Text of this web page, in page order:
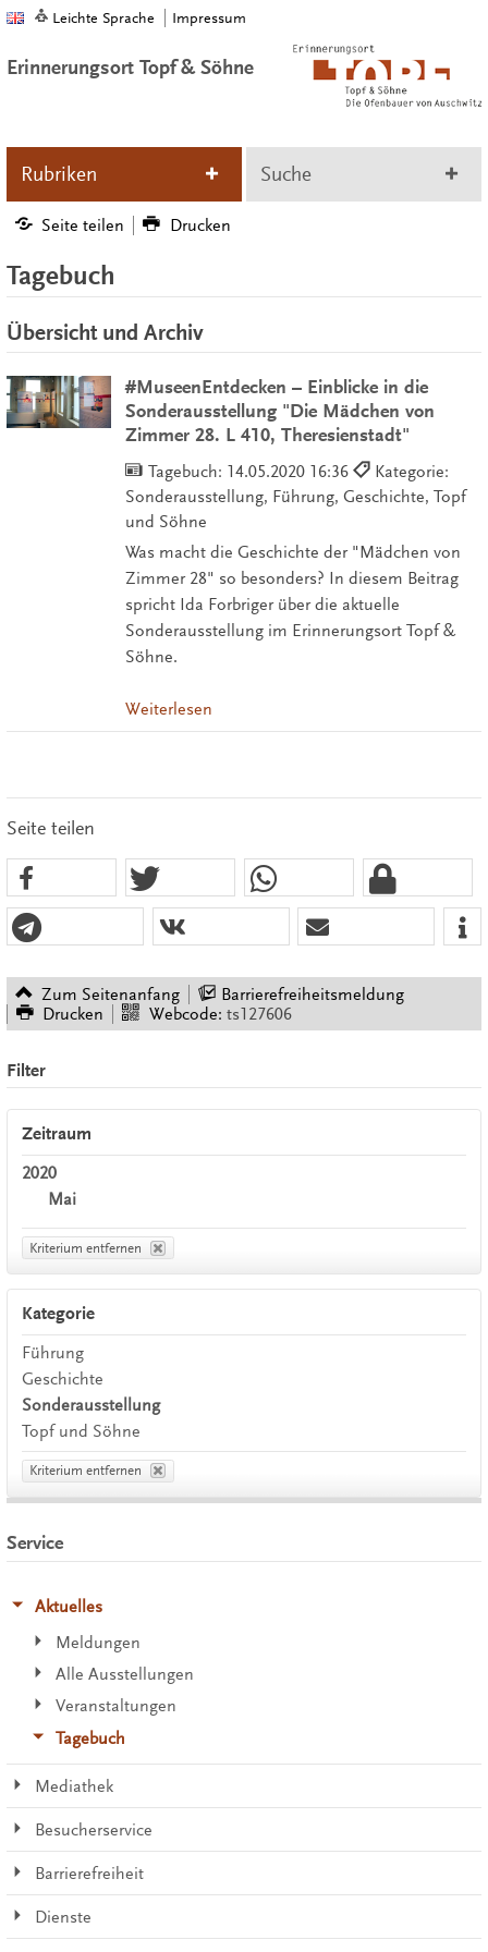
Leichte Sprache Impressum
Erinnerungsort Topf & Söhne
Rubriken Suche
Seite teilen Drucken
Tagebuch
Übersicht und Archiv
#MuseenEntdecken – Einblicke in die
Sonderausstellung "Die Mädchen von
Zimmer 28. L 410, Theresienstadt"
Tagebuch: 14.05.2020 16:36
Kategorie:
Sonderausstellung, Führung, Geschichte, Topf
und Söhne
Was macht die Geschichte der "Mädchen von
Zimmer 28" so besonders? In diesem Beitrag
spricht Ida Forbriger über die aktuelle
Sonderausstellung im Erinnerungsort Topf &
Söhne.
Weiterlesen
Seite teilen
Zum Seitenanfang
Barrierefreiheitsmeldung
Drucken
Webcode: ts127606
Filter
Zeitraum
2020
Mai
Kriterium entfernen
Kategorie
Führung
Geschichte
Sonderausstellung
Topf und Söhne
Kriterium entfernen
Service
Aktuelles
Meldungen
Alle Ausstellungen
Veranstaltungen
Tagebuch
Mediathek
Besucherservice
Barrierefreiheit
Dienste